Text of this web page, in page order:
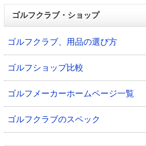
ゴルフクラブ・ショップ
ゴルフクラブ、用品の選び方
ゴルフショップ比較
ゴルフメーカーホームページ一覧
ゴルフクラブのスペック